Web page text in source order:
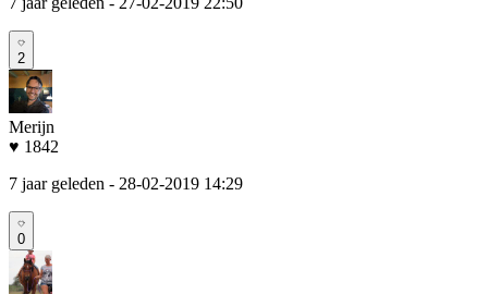
2
Merijn
♥ 1842
7 jaar geleden - 28-02-2019 14:29
0